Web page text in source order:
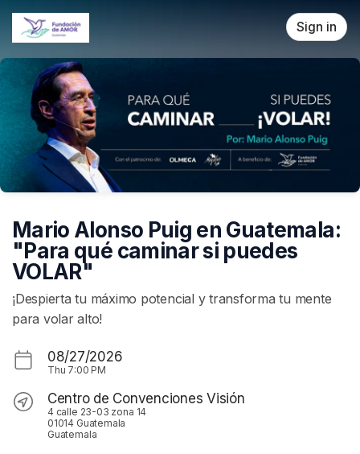
Skip header
Sign in
Mario Alonso Puig en Guatemala:
"Para qué caminar si puedes
VOLAR"
¡Despierta tu máximo potencial y transforma tu mente
para volar alto!
08/27/2026
Thu 7:00 PM
Centro de Convenciones Visión
4 calle 23-03 zona 14
01014 Guatemala
Guatemala